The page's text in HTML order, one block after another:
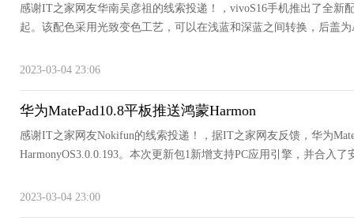
感谢IT之家网友华南吴彦祖的线索投递！，vivoS16手机推出了全新
起。该配色采用光致变色工艺，可以在浅蓝和深蓝之间转换，后盖
2023-03-04 23:06
华为MatePad10.8平板推送鸿蒙Harmon
感谢IT之家网友Nokifun的线索投递！，据IT之家网友反馈，华为
HarmonyOS3.0.0.193。本次更新包1新增支持PC应用引擎，并合入了
2023-03-04 23:00